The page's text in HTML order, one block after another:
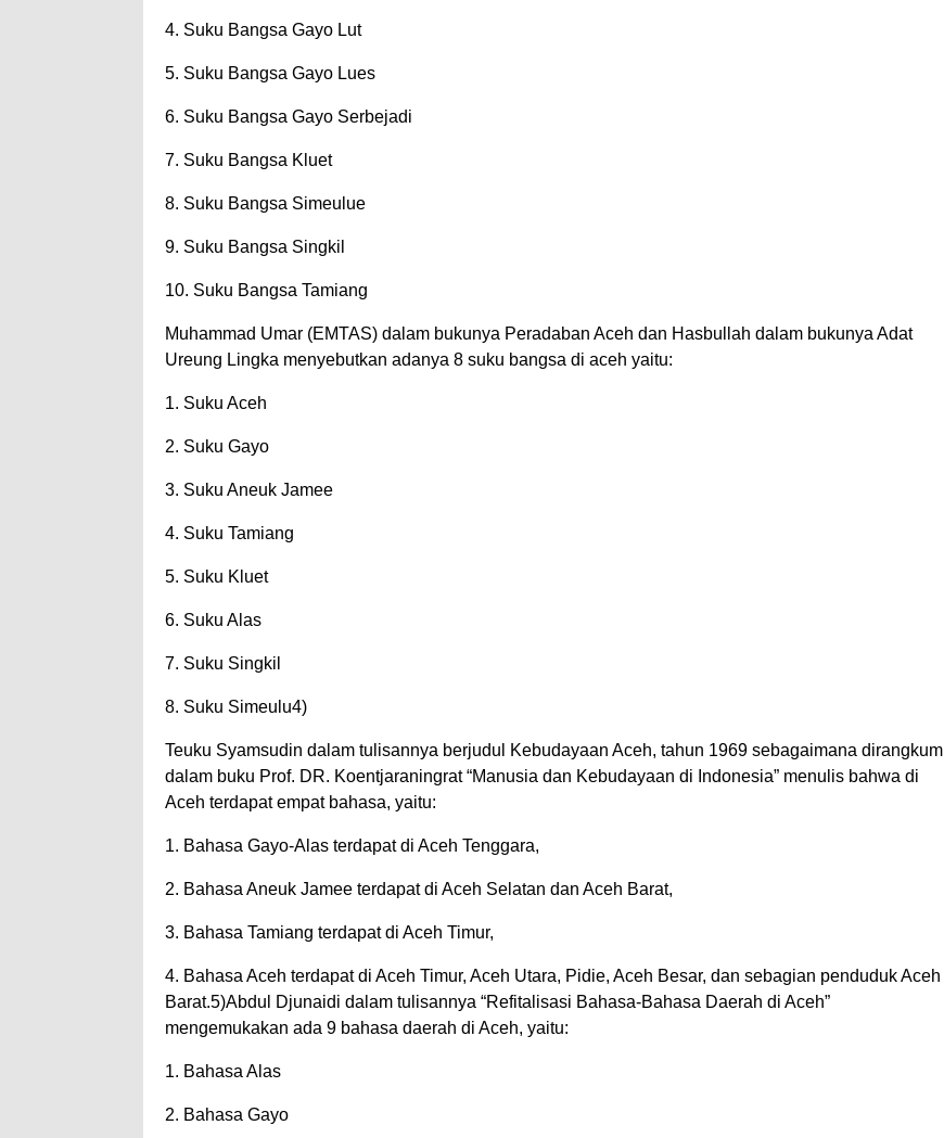
4. Suku Bangsa Gayo Lut
5. Suku Bangsa Gayo Lues
6. Suku Bangsa Gayo Serbejadi
7. Suku Bangsa Kluet
8. Suku Bangsa Simeulue
9. Suku Bangsa Singkil
10. Suku Bangsa Tamiang
Muhammad Umar (EMTAS) dalam bukunya Peradaban Aceh dan Hasbullah dalam bukunya Adat
Ureung Lingka menyebutkan adanya 8 suku bangsa di aceh yaitu:
1. Suku Aceh
2. Suku Gayo
3. Suku Aneuk Jamee
4. Suku Tamiang
5. Suku Kluet
6. Suku Alas
7. Suku Singkil
8. Suku Simeulu4)
Teuku Syamsudin dalam tulisannya berjudul Kebudayaan Aceh, tahun 1969 sebagaimana dirangkum
dalam buku Prof. DR. Koentjaraningrat “Manusia dan Kebudayaan di Indonesia” menulis bahwa di
Aceh terdapat empat bahasa, yaitu:
1. Bahasa Gayo-Alas terdapat di Aceh Tenggara,
2. Bahasa Aneuk Jamee terdapat di Aceh Selatan dan Aceh Barat,
3. Bahasa Tamiang terdapat di Aceh Timur,
4. Bahasa Aceh terdapat di Aceh Timur, Aceh Utara, Pidie, Aceh Besar, dan sebagian penduduk Aceh
Barat.5)Abdul Djunaidi dalam tulisannya “Refitalisasi Bahasa-Bahasa Daerah di Aceh”
mengemukakan ada 9 bahasa daerah di Aceh, yaitu:
1. Bahasa Alas
2. Bahasa Gayo